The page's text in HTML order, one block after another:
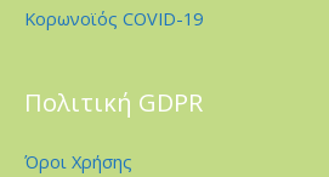
Κορωνοϊός COVID-19
Πολιτική GDPR
Όροι Χρήσης